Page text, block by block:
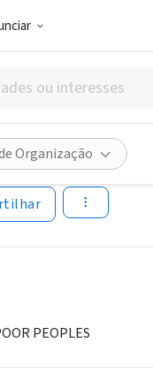
Organização
PEOPLES